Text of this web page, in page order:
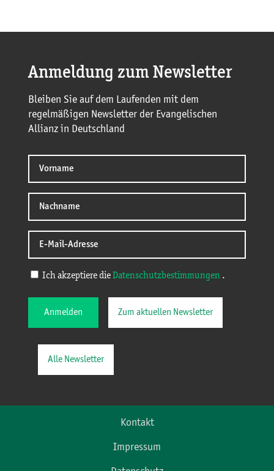
Anmeldung zum Newsletter
Bleiben Sie auf dem Laufenden mit dem
regelmäßigen Newsletter der Evangelischen
Allianz in Deutschland
Ich akzeptiere die Datenschutzbestimmungen .
Anmelden Zum aktuellen Newsletter
Alle Newsletter
Kontakt
Impressum